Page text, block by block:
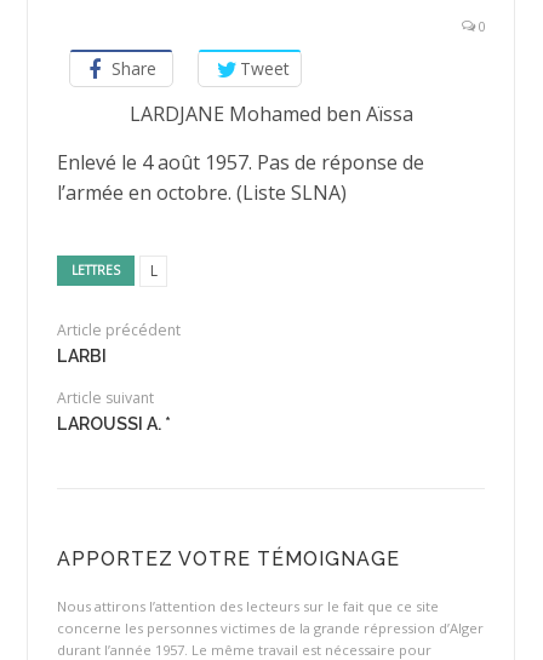
0
Share Tweet
LARDJANE Mohamed ben Aïssa
Enlevé le 4 août 1957. Pas de réponse de
l’armée en octobre. (Liste SLNA)
LETTRES L
Article précédent
LARBI
Article suivant
LAROUSSI A. *
APPORTEZ VOTRE TÉMOIGNAGE
Nous attirons l’attention des lecteurs sur le fait que ce site
concerne les personnes victimes de la grande répression d’Alger
durant l’année 1957. Le même travail est nécessaire pour